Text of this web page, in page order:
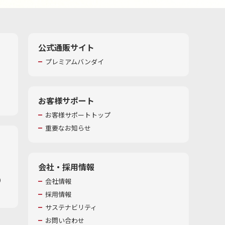
公式通販サイト
プレミアムバンダイ
お客様サポート
お客様サポートトップ
重要なお知らせ
会社・採用情報
会社情報
採用情報
サステナビリティ
お問い合わせ